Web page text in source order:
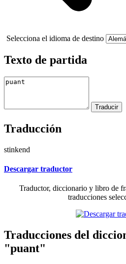
Selecciona el idioma de destino
Texto de partida
Traducción
stinkend
Descargar traductor
Traductor, diccionario y libro de
traducciones
Traducciones del
"puant"